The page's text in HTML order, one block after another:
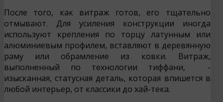
После того, как витраж готов, его тщательно
отмывают. Для усиления конструкции иногда
используют крепления по торцу латунным или
алюминиевым профилем, вставляют в деревянную
раму или обрамление из ковки. Витраж,
выполненный по технологии тиффани, -
изысканная, статусная деталь, которая впишется в
любой интерьер, от классики до хай-тека.